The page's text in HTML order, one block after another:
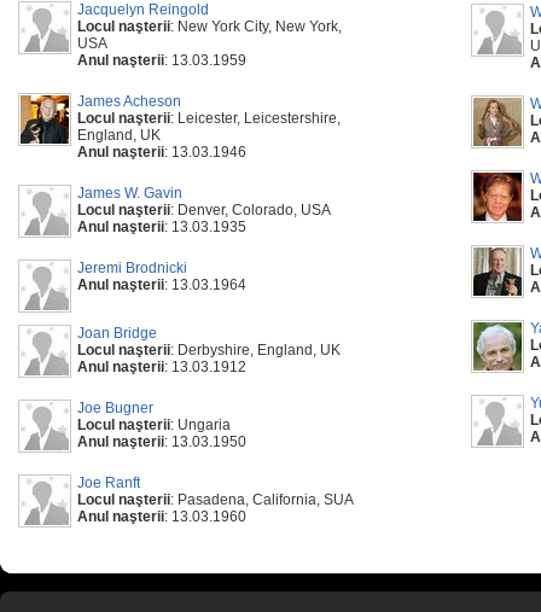
Jacquelyn Reingold
Locul naşterii: New York City, New York,
USA
Anul naşterii: 13.03.1959
James Acheson
Locul naşterii: Leicester, Leicestershire,
England, UK
Anul naşterii: 13.03.1946
James W. Gavin
Locul naşterii: Denver, Colorado, USA
Anul naşterii: 13.03.1935
Jeremi Brodnicki
Anul naşterii: 13.03.1964
Joan Bridge
Locul naşterii: Derbyshire, England, UK
Anul naşterii: 13.03.1912
Joe Bugner
Locul naşterii: Ungaria
Anul naşterii: 13.03.1950
Joe Ranft
Locul naşterii: Pasadena, California, SUA
Anul naşterii: 13.03.1960